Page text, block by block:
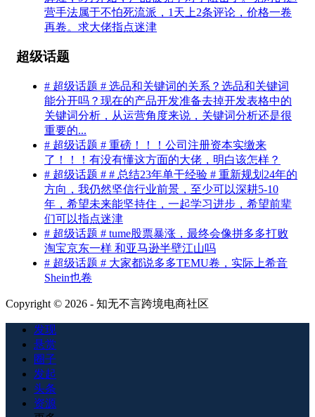
营手法属于不怕死流派，1天上2条评论，价格一卷
再卷。求大佬指点迷津
超级话题
# 超级话题 # 选品和关键词的关系？选品和关键词
能分开吗？现在的产品开发准备去掉开发表格中的
关键词分析，从运营角度来说，关键词分析还是很
重要的...
# 超级话题 # 重磅！！！公司注册资本实缴来
了！！！有没有懂这方面的大佬，明白该怎样？
# 超级话题 # # 总结23年单干经验 # 重新规划24年的
方向，我仍然坚信行业前景，至少可以深耕5-10
年，希望未来能坚持住，一起学习进步，希望前辈
们可以指点迷津
# 超级话题 # tume股票暴涨，最终会像拼多多打败
淘宝京东一样 和亚马逊半壁江山吗
# 超级话题 # 大家都说多多TEMU卷，实际上希音
Shein也卷
Copyright © 2026 - 知无不言跨境电商社区
发现
悬赏
圈子
发起
头条
资源